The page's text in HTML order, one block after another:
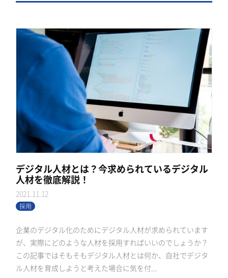
デジタル人材とは？今求められているデジタル
人材を徹底解説！
2021.11.12
採用
企業のデジタル化のためにデジタル人材が求められています
が、実際にどのような人材を採用すればいいのでしょうか？
この記事ではそもそもデジタル人材とは何か、自社でデジタ
ル人材を育成しようと考えた場合に気を付...